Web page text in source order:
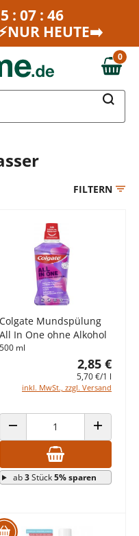
: 07 : 46
HEUTE➡️
0,00 €
0
FILTERN
Colgate Mundspülung
All In One ohne Alkohol
500 ml
2,85 €
5,70 €/1 l
inkl. MwSt., zzgl. Versand
ANZAHL VERRINGERN ANZAHL
ab3Stück5% sparen